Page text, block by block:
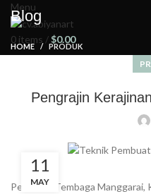
Menu
0 items /$0.00
Blog
HOME PRODUK
Pengrajin
11
MAY
Pengrajin Tembaga Manggarai,